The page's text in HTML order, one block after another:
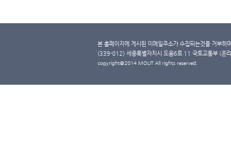
본 홈페이지에 게시된 이메일주소가 수집되는것을 거부하
(339-012) 세종특별자치시 도움6로 11 국토교통부 (
copyright@2014 MOLIT All rights reserved.